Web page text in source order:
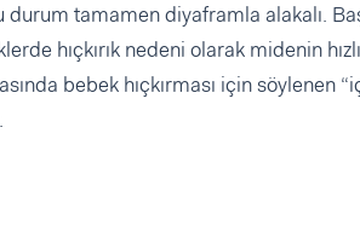
durum tamamen diyaframla alakalı.
hıçkırık nedeni olarak midenin
bebek hıçkırması için söylenen